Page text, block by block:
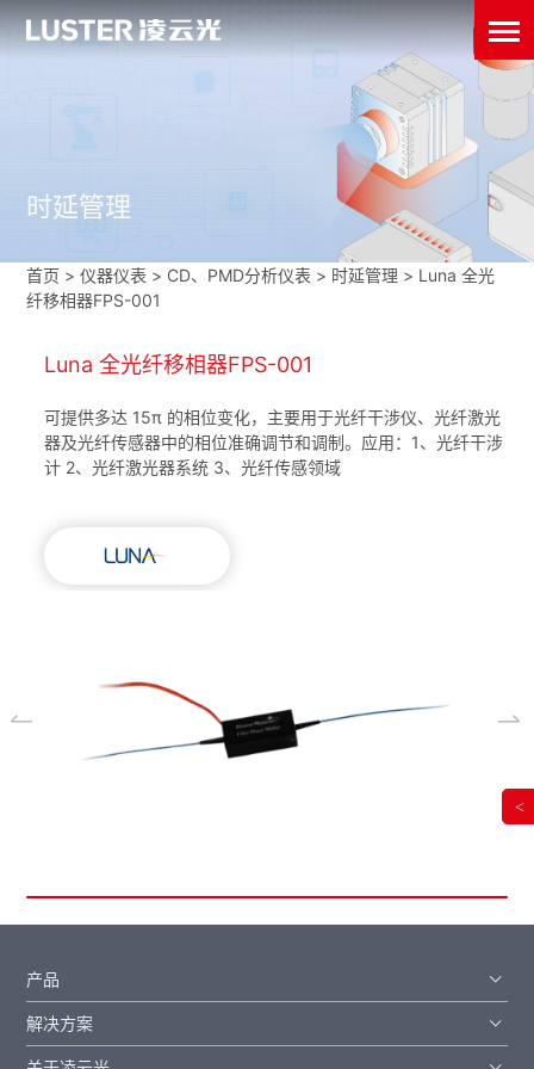
时延管理
首页 >仪器仪表 > CD、PMD分析仪表 > 时延管理 > Luna 全光
纤移相器FPS-001
Luna 全光纤移相器FPS-001
可提供多达 15π 的相位变化，主要用于光纤干涉仪、光纤激光
器及光纤传感器中的相位准确调节和调制。应用：1、光纤干涉
计 2、光纤激光器系统 3、光纤传感领域
产品
解决方案
<